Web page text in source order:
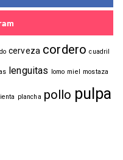
cerveza cordero cuadril
lenguitas lomo miel mostaza
plancha pollo pulpa